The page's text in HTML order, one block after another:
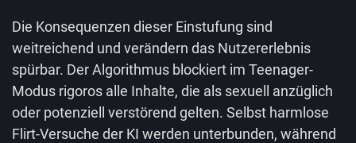
Die Konsequenzen dieser Einstufung sind
weitreichend und verändern das Nutzererlebnis
spürbar. Der Algorithmus blockiert im Teenager-
Modus rigoros alle Inhalte, die als sexuell anzüglich
oder potenziell verstörend gelten. Selbst harmlose
Flirt-Versuche der KI werden unterbunden, während